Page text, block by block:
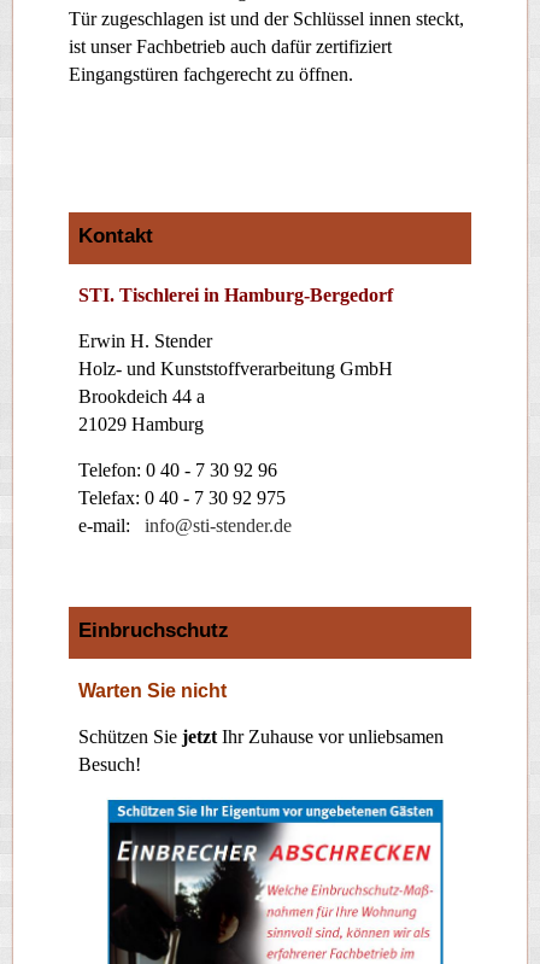
Tür zugeschlagen ist und der Schlüssel innen steckt,
ist unser Fachbetrieb auch dafür zertifiziert
Eingangstüren fachgerecht zu öffnen.
Kontakt
STI. Tischlerei in Hamburg-Bergedorf
Erwin H. Stender
Holz- und Kunststoffverarbeitung GmbH
Brookdeich 44 a
21029 Hamburg
Telefon: 0 40 - 7 30 92 96
Telefax: 0 40 - 7 30 92 975
e-mail: info@sti-stender.de
Einbruchschutz
Warten Sie nicht
Schützen Sie jetztIhr Zuhause vor unliebsamen
Besuch!